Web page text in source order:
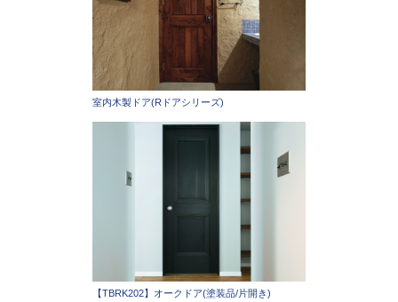
室内木製ドア(Rドアシリーズ)
【TBRK202】オークドア(塗装品/片開き)